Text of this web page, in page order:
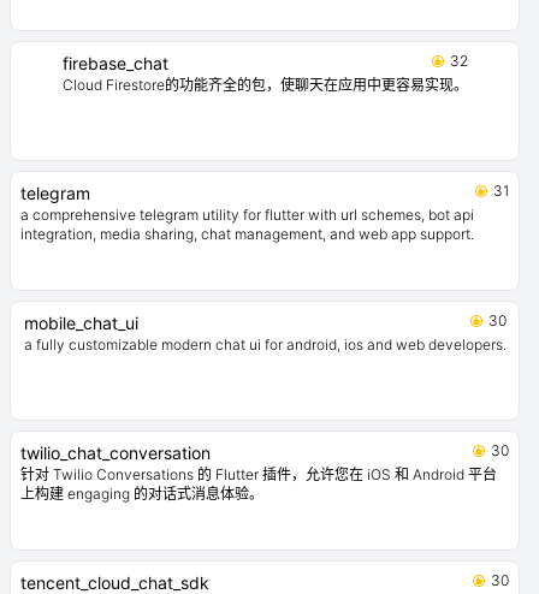
firebase_chat
32
Cloud Firestore的功能齐全的包，使聊天在应用中更容易实现。
telegram
31
a comprehensive telegram utility for flutter with url schemes, bot api
integration, media sharing, chat management, and web app support.
mobile_chat_ui
30
a fully customizable modern chat ui for android, ios and web developers.
twilio_chat_conversation
30
针对 Twilio Conversations 的 Flutter 插件，允许您在 iOS 和 Android 平台
上构建 engaging 的对话式消息体验。
tencent_cloud_chat_sdk
30